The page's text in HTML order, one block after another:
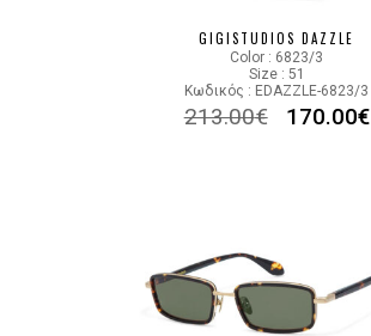
GIGISTUDIOS DAZZLE
Color : 6823/3
Size : 51
Κωδικός : EDAZZLE-6823/3
213.00€ 170.00€